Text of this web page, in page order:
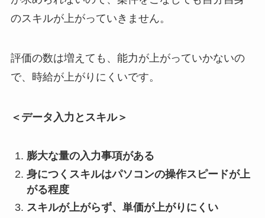
のスキルが上がっていきません。
評価の数は増えても、能力が上がっていかないの
で、時給が上がりにくいです。
＜データ入力とスキル＞
膨大な量の入力事項がある
身につくスキルはパソコンの操作スピードが上
がる程度
スキルが上がらず、単価が上がりにくい